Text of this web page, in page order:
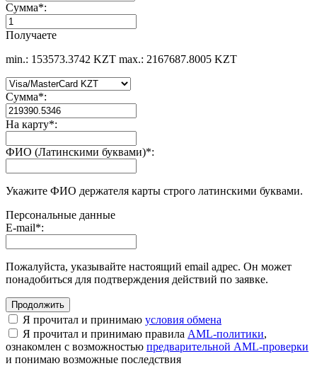
Сумма*:
Получаете
min.: 153573.3742 KZT max.: 2167687.8005 KZT
Сумма*:
На карту*:
ФИО (Латинскими буквами)*:
Укажите ФИО держателя карты строго латинскими буквами.
Персональные данные
E-mail*:
Пожалуйста, указывайте настоящий email адрес. Он может
понадобиться для подтверждения действий по заявке.
Я прочитал и принимаю условия обмена
Я прочитал и принимаю правила AML-политики,
ознакомлен с возможностью предварительной AML-проверки
и понимаю возможные последствия